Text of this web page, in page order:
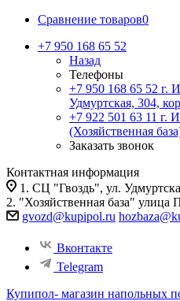
Сравнение товаров0
+7 950 168 65 52
Назад
Телефоны
+7 950 168 65 52 г.
Удмуртская, 304,
+7 922 501 63 11 г.
(Хозяйственная
Заказать звонок
Контактная информация
1. СЦ "Гвоздь", ул.
2. "Хозяйственная база" улица
gvozd@kupipol.ru
Вконтакте
Telegram
Купипол- магазин напольных